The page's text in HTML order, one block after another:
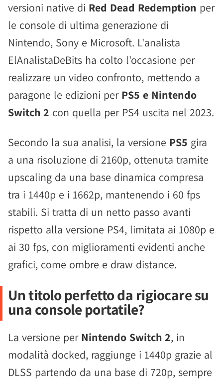
versioni native di Red Dead Redemption per
le console di ultima generazione di
Nintendo, Sony e Microsoft. L'analista
ElAnalistaDeBits ha colto l'occasione per
realizzare un video confronto, mettendo a
paragone le edizioni per PS5 e Nintendo
Switch 2 con quella per PS4 uscita nel 2023.
Secondo la sua analisi, la versione PS5 gira
a una risoluzione di 2160p, ottenuta tramite
upscaling da una base dinamica compresa
tra i 1440p e i 1662p, mantenendo i 60 fps
stabili. Si tratta di un netto passo avanti
rispetto alla versione PS4, limitata ai 1080p e
ai 30 fps, con miglioramenti evidenti anche
grafici, come ombre e draw distance.
Un titolo perfetto da rigiocare su
una console portatile?
La versione per Nintendo Switch 2, in
modalità docked, raggiunge i 1440p grazie al
DLSS partendo da una base di 720p, sempre